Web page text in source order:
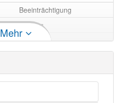
Beeinträchtigung
Störung
Mehr